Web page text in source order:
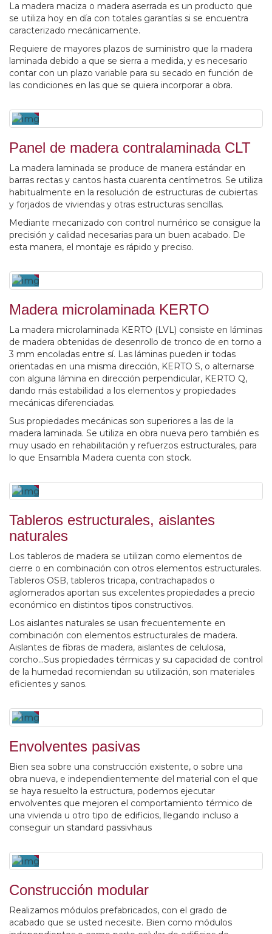
La madera maciza o madera aserrada es un producto que
se utiliza hoy en día con totales garantías si se encuentra
caracterizado mecánicamente.
Requiere de mayores plazos de suministro que la madera
laminada debido a que se sierra a medida, y es necesario
contar con un plazo variable para su secado en función de
las condiciones en las que se quiera incorporar a obra.
Panel de madera contralaminada CLT
La madera laminada se produce de manera estándar en
barras rectas y cantos hasta cuarenta centímetros. Se utiliza
habitualmente en la resolución de estructuras de cubiertas
y forjados de viviendas y otras estructuras sencillas.
Mediante mecanizado con control numérico se consigue la
precisión y calidad necesarias para un buen acabado. De
esta manera, el montaje es rápido y preciso.
Madera microlaminada KERTO
La madera microlaminada KERTO (LVL) consiste en láminas
de madera obtenidas de desenrollo de tronco de en torno a
3 mm encoladas entre sí. Las láminas pueden ir todas
orientadas en una misma dirección, KERTO S, o alternarse
con alguna lámina en dirección perpendicular, KERTO Q,
dando más estabilidad a los elementos y propiedades
mecánicas diferenciadas.
Sus propiedades mecánicas son superiores a las de la
madera laminada. Se utiliza en obra nueva pero también es
muy usado en rehabilitación y refuerzos estructurales, para
lo que Ensambla Madera cuenta con stock.
Tableros estructurales, aislantes
naturales
Los tableros de madera se utilizan como elementos de
cierre o en combinación con otros elementos estructurales.
Tableros OSB, tableros tricapa, contrachapados o
aglomerados aportan sus excelentes propiedades a precio
económico en distintos tipos constructivos.
Los aislantes naturales se usan frecuentemente en
combinación con elementos estructurales de madera.
Aislantes de fibras de madera, aislantes de celulosa,
corcho...Sus propiedades térmicas y su capacidad de control
de la humedad recomiendan su utilización, son materiales
eficientes y sanos.
Envolventes pasivas
Bien sea sobre una construcción existente, o sobre una
obra nueva, e independientemente del material con el que
se haya resuelto la estructura, podemos ejecutar
envolventes que mejoren el comportamiento térmico de
una vivienda u otro tipo de edificios, llegando incluso a
conseguir un standard passivhaus
Construcción modular
Realizamos módulos prefabricados, con el grado de
acabado que se usted necesite. Bien como módulos